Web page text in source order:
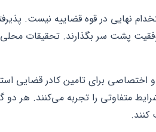
نهایی در قوه قضاییه نیست.
پشت سر بگذارند. تحقیقات
برای تامین کادر قضایی
متفاوتی را تجربه می‌کنند. هر دو